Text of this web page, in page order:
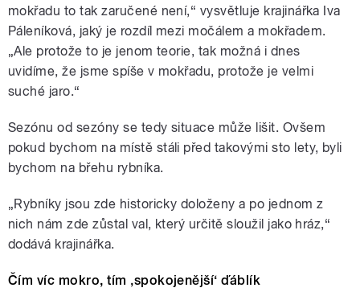
mokřadu to tak zaručené není,“ vysvětluje krajinářka Iva
Páleníková, jaký je rozdíl mezi močálem a mokřadem.
„Ale protože to je jenom teorie, tak možná i dnes
uvidíme, že jsme spíše v mokřadu, protože je velmi
suché jaro.“
Sezónu od sezóny se tedy situace může lišit. Ovšem
pokud bychom na místě stáli před takovými sto lety, byli
bychom na břehu rybníka.
„Rybníky jsou zde historicky doloženy a po jednom z
nich nám zde zůstal val, který určitě sloužil jako hráz,“
dodává krajinářka.
Čím víc mokro, tím ‚spokojenější‘ ďáblík